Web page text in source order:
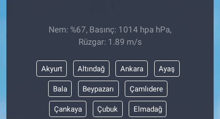
Nem: %67, Basınç: 1014 hpa hPa,
Rüzgar: 1.89 m/s
Akyurt Altındağ Ankara Ayaş
Bala Beypazarı Çamlıdere
Çankaya Çubuk Elmadağ